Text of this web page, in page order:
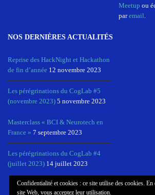
Meetup ou
paremail.
NOS DERNIÈRES ACTUALITÉS
Reprise des HackNight et Hackathon
de fin d’année 12 novembre 2023
Les pérégrinations du CogLab #5
(novembre 2023) 5 novembre 2023
Masterclass « BCI & Neurotech en
France » 7 septembre 2023
Les pérégrinations du CogLab #4
(juillet 2023) 14 juillet 2023
Confidentialité et cookies : ce site utilise des cookies.
site Web, vous acceptez leur utilisation.